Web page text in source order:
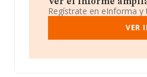
Regístrate en eInforma
VER